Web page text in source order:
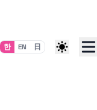
한 EN 日